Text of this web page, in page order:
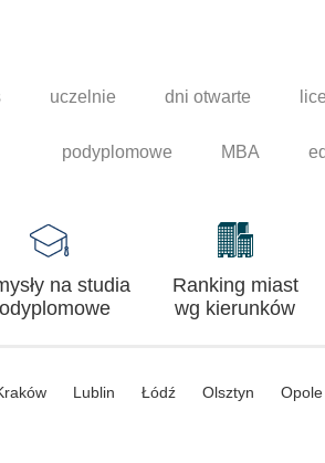
uczelnie dni otwarte
podyplomowe MBA
na studia
Ranking miast
wg kierunków
Lublin Łódź Olsztyn Opole